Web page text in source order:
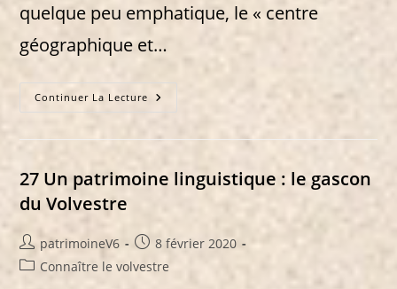
quelque peu emphatique, le « centre
géographique et…
Continuer La Lecture 28
Sous
Volvestre
27 Un patrimoine linguistique : le gascon
du Volvestre
Auteur/autrice
de
patrimoineV6
Publication
publiée :
8 février 2020
PostConnaître le volvestre